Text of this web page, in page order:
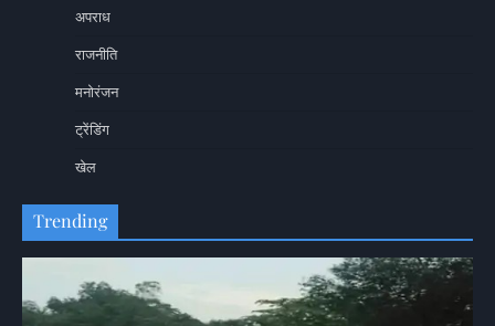
अपराध
राजनीति
मनोरंजन
ट्रेंडिंग
खेल
Trending